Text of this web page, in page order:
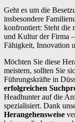
Geht es um die
insbesondere
konfrontiert: Steht die
und Kultur der Firma
Fähigkeit, Innovation
Möchten Sie diese
meistern, sollten Sie
Führungskräfte in
erfolgreichen
Headhunter auf die
spezialisiert. Dank
Herangehensweise